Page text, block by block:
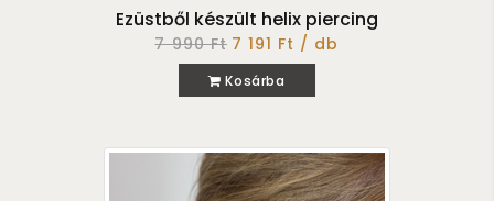
Ezüstből készült helix piercing
7 990 Ft 7 191 Ft / db
Kosárba